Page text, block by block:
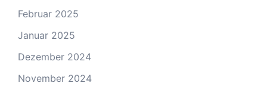
Februar 2025
Januar 2025
Dezember 2024
November 2024